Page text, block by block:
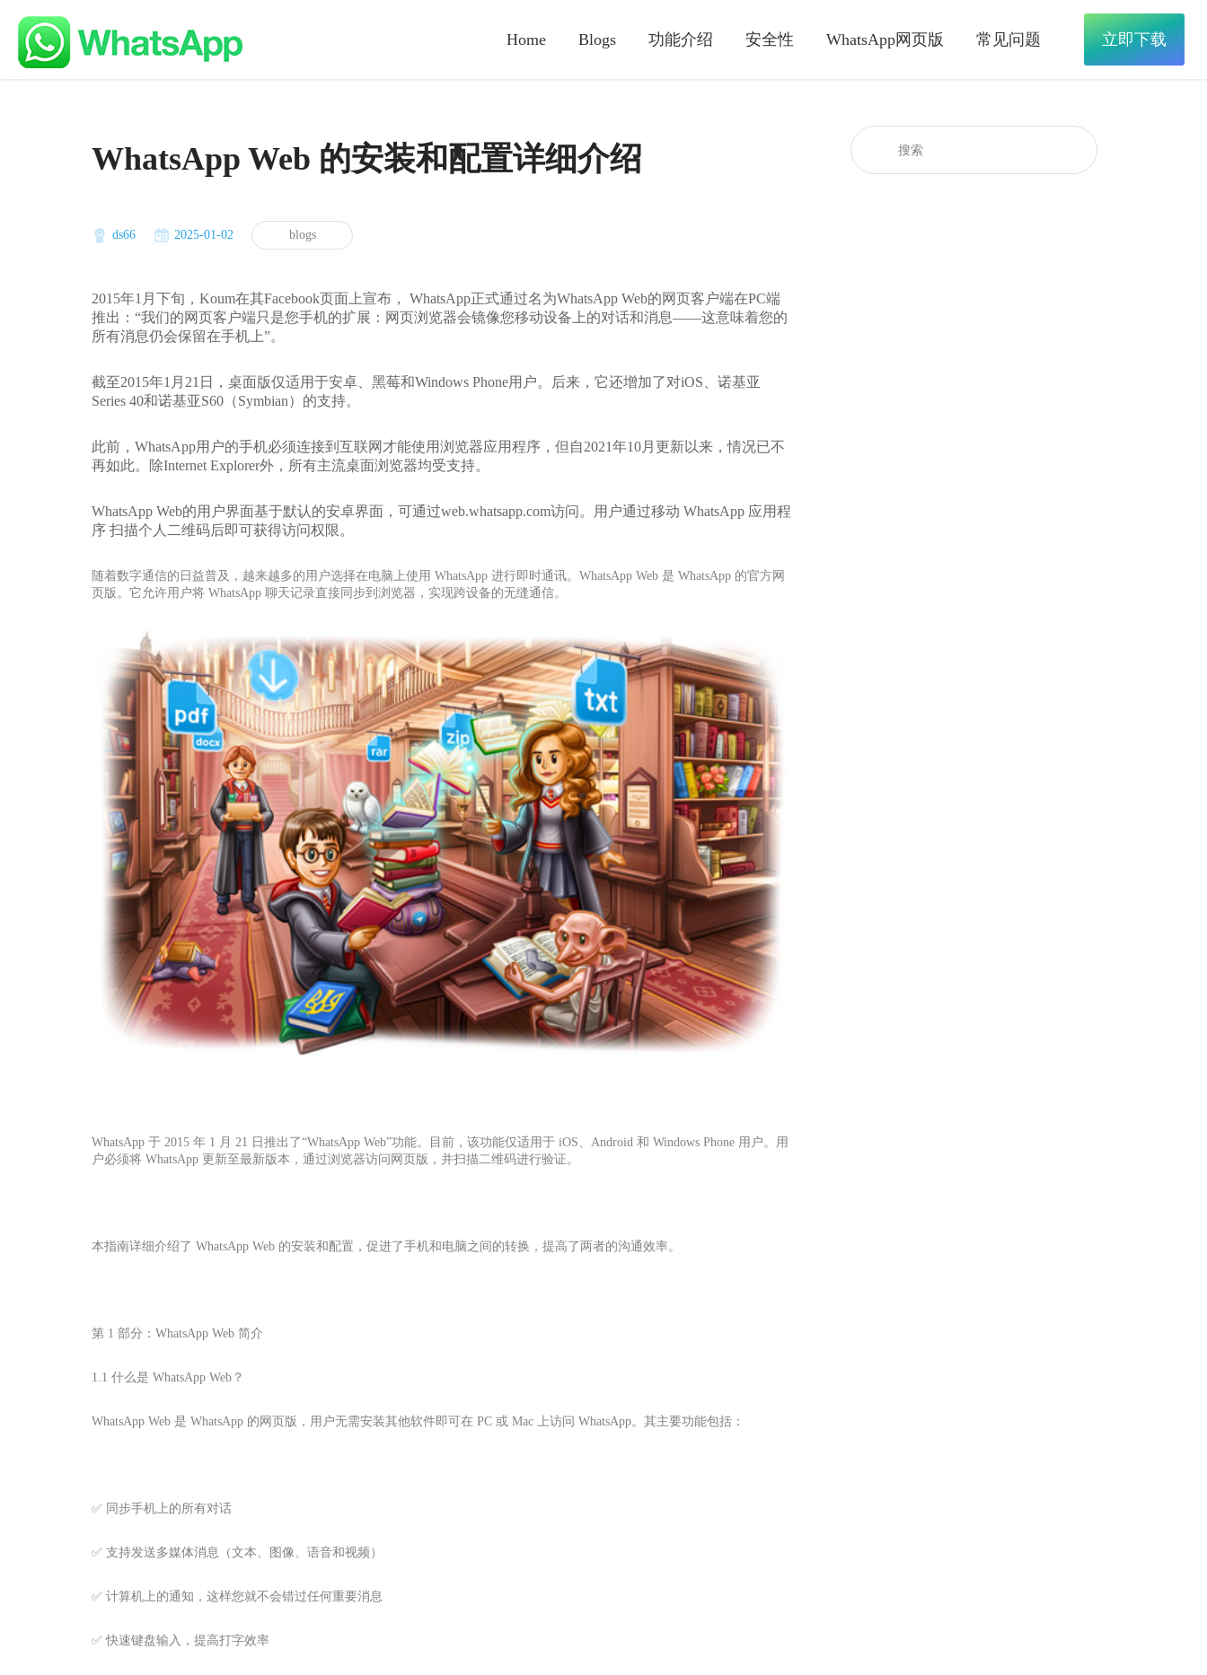
Home Blogs 功能介绍 安全性 WhatsApp网页版 常见问题 立即下载
WhatsApp Web 的安装和配置详细介绍
ds66 2025-01-02 blogs
2015年1月下旬，Koum在其Facebook页面上宣布， WhatsApp正式通过名为WhatsApp Web的网页客户端在PC端
推出：“我们的网页客户端只是您手机的扩展：网页浏览器会镜像您移动设备上的对话和消息——这意味着您的
所有消息仍会保留在手机上”。
截至2015年1月21日，桌面版仅适用于安卓、黑莓和Windows Phone用户。后来，它还增加了对iOS、诺基亚
Series 40和诺基亚S60（Symbian）的支持。
此前，WhatsApp用户的手机必须连接到互联网才能使用浏览器应用程序，但自2021年10月更新以来，情况已不
再如此。除Internet Explorer外，所有主流桌面浏览器均受支持。
WhatsApp Web的用户界面基于默认的安卓界面，可通过web.whatsapp.com访问。用户通过移动 WhatsApp 应用程
序 扫描个人二维码后即可获得访问权限。
随着数字通信的日益普及，越来越多的用户选择在电脑上使用 WhatsApp 进行即时通讯。WhatsApp Web 是 WhatsApp 的官方网
页版。它允许用户将 WhatsApp 聊天记录直接同步到浏览器，实现跨设备的无缝通信。
WhatsApp 于 2015 年 1 月 21 日推出了“WhatsApp Web”功能。目前，该功能仅适用于 iOS、Android 和 Windows Phone 用户。用
户必须将 WhatsApp 更新至最新版本，通过浏览器访问网页版，并扫描二维码进行验证。
本指南详细介绍了 WhatsApp Web 的安装和配置，促进了手机和电脑之间的转换，提高了两者的沟通效率。
第 1 部分：WhatsApp Web 简介
1.1 什么是 WhatsApp Web？
WhatsApp Web 是 WhatsApp 的网页版，用户无需安装其他软件即可在 PC 或 Mac 上访问 WhatsApp。其主要功能包括：
✅ 同步手机上的所有对话
✅ 支持发送多媒体消息（文本、图像、语音和视频）
✅ 计算机上的通知，这样您就不会错过任何重要消息
✅ 快速键盘输入，提高打字效率